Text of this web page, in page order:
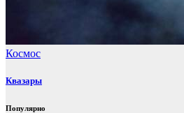
Космос
Квазары
Популярно